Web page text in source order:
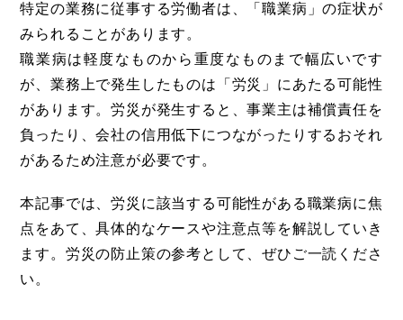
特定の業務に従事する労働者は、「職業病」の症状が
みられることがあります。
職業病は軽度なものから重度なものまで幅広いです
が、業務上で発生したものは「労災」にあたる可能性
があります。労災が発生すると、事業主は補償責任を
負ったり、会社の信用低下につながったりするおそれ
があるため注意が必要です。
本記事では、労災に該当する可能性がある職業病に焦
点をあて、具体的なケースや注意点等を解説していき
ます。労災の防止策の参考として、ぜひご一読くださ
い。